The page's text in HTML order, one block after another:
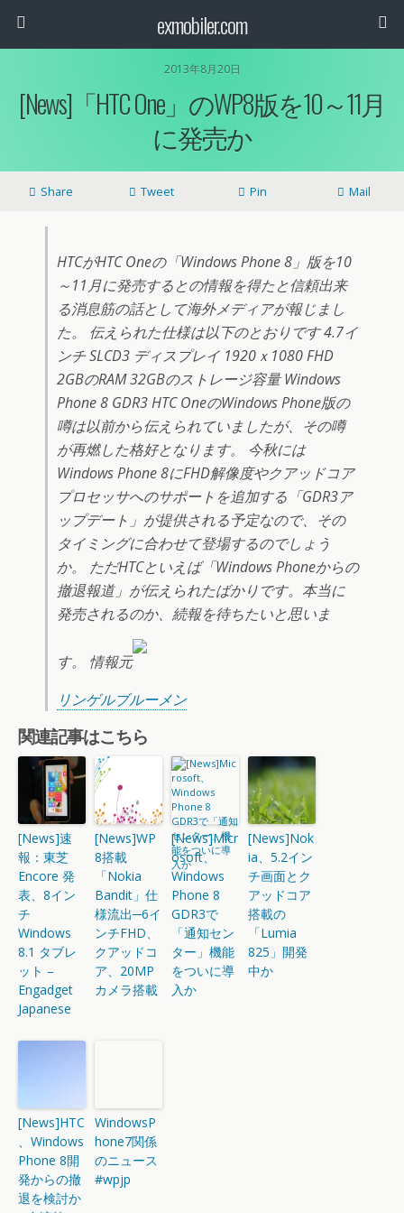
exmobiler.com
2013年8月20日
[News]「HTC One」のWP8版を10～11月
に発売か
Share Tweet Pin Mail
HTCがHTC Oneの「Windows Phone 8」版を10
～11月に発売するとの情報を得たと信頼出来
る消息筋の話として海外メディアが報じまし
た。 伝えられた仕様は以下のとおりです 4.7イ
ンチ SLCD3 ディスプレイ 1920ｘ1080 FHD
2GBのRAM 32GBのストレージ容量 Windows
Phone 8 GDR3 HTC OneのWindows Phone版の
噂は以前から伝えられていましたが、その噂
が再燃した格好となります。 今秋には
Windows Phone 8にFHD解像度やクアッドコア
プロセッサへのサポートを追加する「GDR3ア
ップデート」が提供される予定なので、その
タイミングに合わせて登場するのでしょう
か。 ただHTCといえば「Windows Phoneからの
撤退報道」が伝えられたばかりです。本当に
発売されるのか、続報を待ちたいと思いま
す。 情報元
リンゲルブルーメン
関連記事はこちら
[News]速
報：東芝
Encore 発
表、8イン
チ
Windows
8.1 タブレ
ット –
Engadget
Japanese
[News]WP
8搭載
「Nokia
Bandit」仕
様流出─6イ
ンチFHD、
クアッドコ
ア、20MP
カメラ搭載
[News]Micr
osoft、
Windows
Phone 8
GDR3で
「通知セン
ター」機能
をついに導
入か
[News]Nok
ia、5.2イン
チ画面とク
アッドコア
搭載の
「Lumia
825」開発
中か
[News]HTC
、Windows
Phone 8開
発からの撤
退を検討か
WindowsP
hone7関係
のニュース
#wpjp